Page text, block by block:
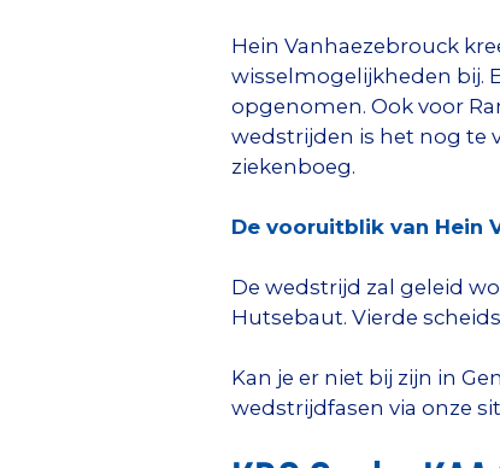
Hein Vanhaezebrouck
wisselmogelijkheden bij.
opgenomen. Ook voor
wedstrijden is het nog te
ziekenboeg.
De vooruitblik van Hein
De wedstrijd zal geleid
Hutsebaut. Vierde
Kan je er niet bij zijn in
wedstrijdfasen via onze